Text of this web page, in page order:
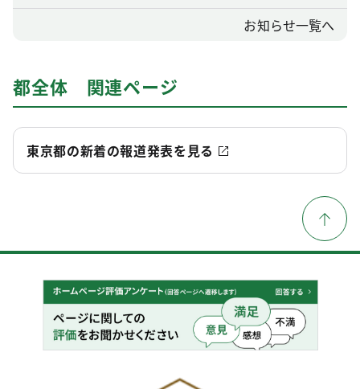
お知らせ一覧へ
都全体 関連ページ
東京都の新着の報道発表を見る